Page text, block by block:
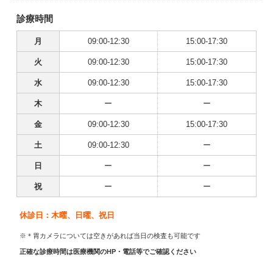
診療時間
月 09:00-12:30 15:00-17:30
火 09:00-12:30 15:00-17:30
水 09:00-12:30 15:00-17:30
木 ー ー
金 09:00-12:30 15:00-17:30
土 09:00-12:30 ー
日 ー ー
祝 ー ー
休診日：木曜、日曜、祝日
※＊胃カメラについては空きがあれば当日の検査も可能です
正確な診療時間は医療機関のHP・電話等でご確認ください